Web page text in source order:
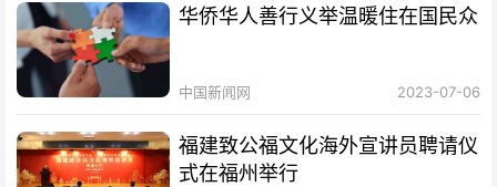
华侨华人善行义举温暖住在国民众
中国新闻网 2023-07-06
福建致公福文化海外宣讲员聘请仪
式在福州举行